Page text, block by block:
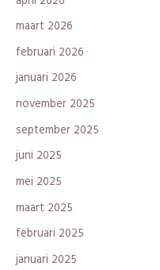
maart 2026
februari 2026
januari 2026
november 2025
september 2025
juni 2025
mei 2025
maart 2025
februari 2025
januari 2025